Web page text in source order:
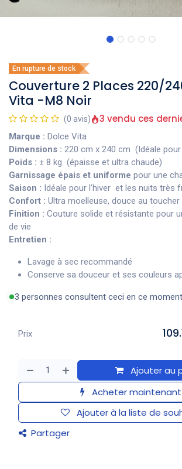
En rupture de stock
Couverture 2 Places 220/
Vita -M8 Noir
(0 avis) 3 vendu ces
Marque : Dolce Vita
Dimensions : 220 cm x 240 cm (Idéale
Poids : ± 8 kg (épaisse et ultra chaude)
Garnissage épais et uniforme pour une
Saison : Idéale pour l’hiver et les nuits très
Confort : Ultra moelleuse, douce au
Finition : Couture solide et résistante pour
de vie
Entretien :
Lavage à sec recommandé
Conserve sa douceur et ses couleurs
3 personnes consultent ceci en ce moment
Ajouter au
Acheter maintenant
Ajouter à la liste de
Partager
Prix